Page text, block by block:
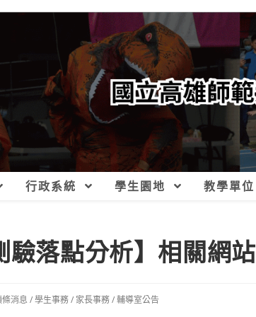
行政系統 學生園地 教學單位
驗落點分析】相關網站
條消息 /學生事務/ 家長事務/輔導室公告